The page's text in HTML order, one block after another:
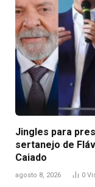
Jingles para
sertanejo de
Caiado
agosto 8, 2026 0